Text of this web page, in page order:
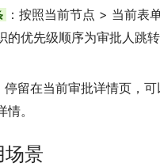
：按照当前节点 > 当前表
的优先级顺序为审批人跳
停留在当前审批详情页，
情。
场景